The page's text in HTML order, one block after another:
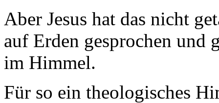
Aber Jesus hat das nicht
auf Erden gesprochen und
im Himmel.
Für so ein theologisches